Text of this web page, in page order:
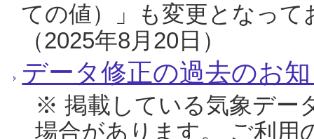
ての値）」も変更となっ
（2025年8月20日）
データ修正の過去のお
※ 掲載している気象デー
場合があります。 ご利用